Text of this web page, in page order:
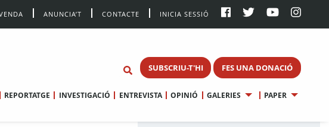
ANUNCIA’T CONTACTE INICIA SESSIÓ
SUBSCRIU-T'HI FES UNA DONACIÓ
REPORTATGE INVESTIGACIÓ ENTREVISTA OPINIÓ GALERIES PAPER